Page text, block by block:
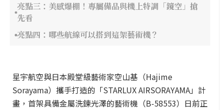
亮點三：美感爆棚！專屬備品與機上特調「鏡空」搶
先看
亮點四：哪些航線可以搭到這架藝術機？
星宇航空與日本殿堂級藝術家空山基（Hajime
Sorayama）攜手打造的「STARLUX AIRSORAYAMA」計
畫，首架具備金屬洗鍊光澤的藝術機（B-58553）日前正